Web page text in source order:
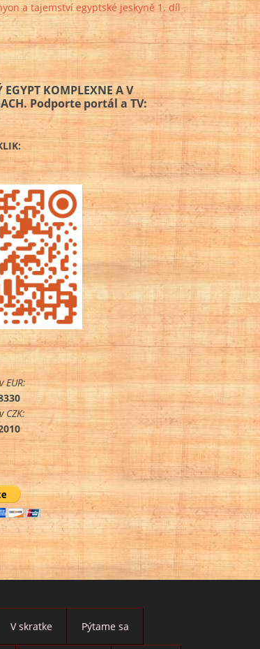
a tajemství egyptské jeskyně 1. díl
EGYPT KOMPLEXNE A V
Podporte portál a TV:
EUR:
CZK:
V skratke Pýtame sa